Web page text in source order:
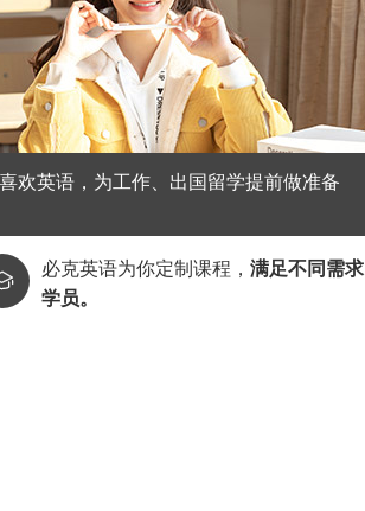
欢英语，为工作、出国留学提前做准备
必克英语为你定制课程， 满足不同需求
学员。